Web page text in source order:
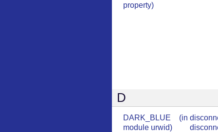
property)
D
DARK_BLUE (in
module urwid)